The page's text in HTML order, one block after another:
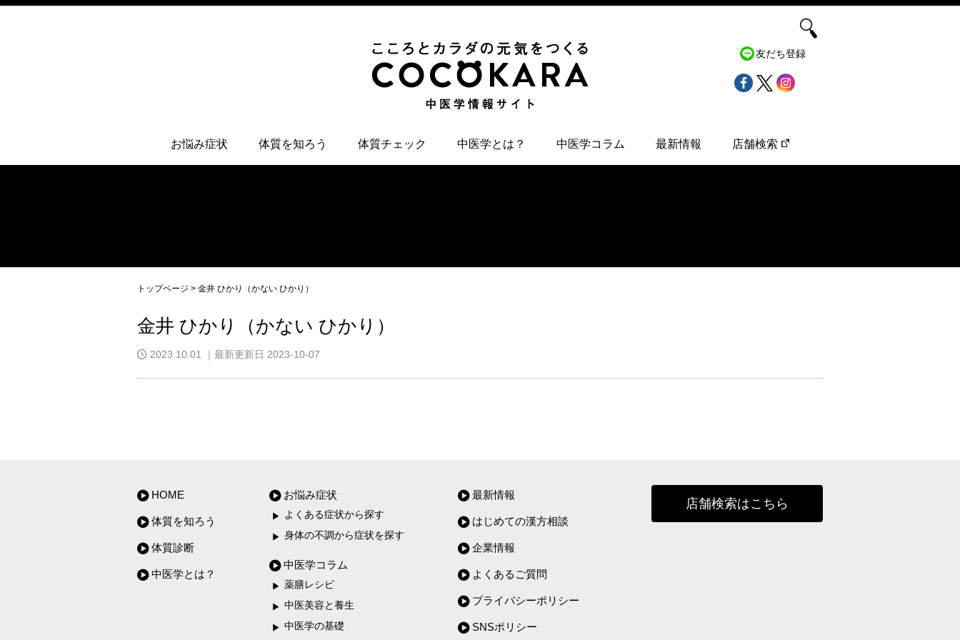
お悩み症状 体質を知ろう 体質チェック 中医学とは？ 中医学コラム 最新情報 店舗検索
友だち登録
トップページ > 金井 ひかり（かない ひかり）
金井 ひかり（かない ひかり）
2023.10.01 ｜最新更新日 2023-10-07
HOME
体質を知ろう
体質診断
中医学とは？
お悩み症状
よくある症状から探す
身体の不調から症状を探す
中医学コラム
薬膳レシピ
中医美容と養生
中医学の基礎
最新情報
はじめての漢方相談
企業情報
よくあるご質問
プライバシーポリシー
SNSポリシー
店舗検索はこちら